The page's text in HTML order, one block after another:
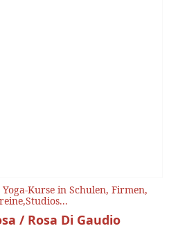
Kurse in Schulen, Firmen,
/ Rosa Di Gaudio